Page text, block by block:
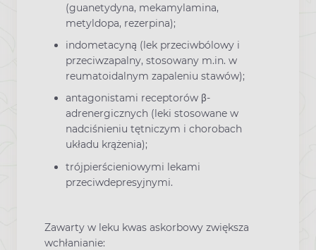
(guanetydyna, mekamylamina,
metyldopa, rezerpina);
indometacyną (lek przeciwbólowy i
przeciwzapalny, stosowany m.in. w
reumatoidalnym zapaleniu stawów);
antagonistami receptorów β-
adrenergicznych (leki stosowane w
nadciśnieniu tętniczym i chorobach
układu krążenia);
trójpierścieniowymi lekami
przeciwdepresyjnymi.
Zawarty w leku kwas askorbowy zwiększa
wchłanianie: